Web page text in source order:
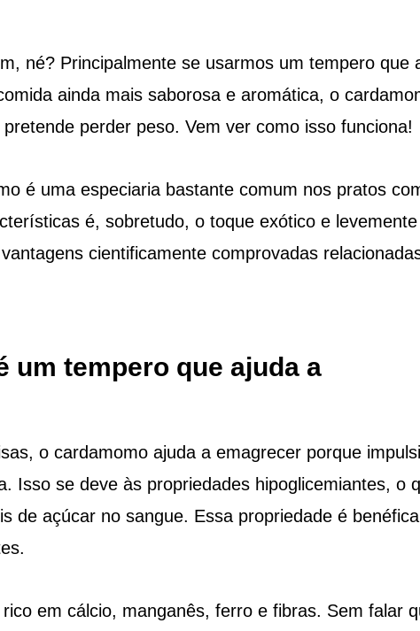
né? Principalmente se usarmos um tempero que
ainda mais saborosa e aromática, o
perder peso. Vem ver como isso funciona!
é uma especiaria bastante comum nos pratos
é, sobretudo, o toque exótico e levemente
cientificamente comprovadas
um tempero que ajuda a
o cardamomo ajuda a emagrecer porque
Isso se deve às propriedades hipoglicemiantes, o
de açúcar no sangue. Essa propriedade é benéfica
em cálcio, manganês, ferro e fibras. Sem falar